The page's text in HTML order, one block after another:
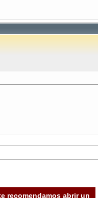
recomendamos abrir un